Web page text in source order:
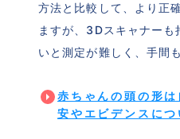
方法と比較して、より正
ますが、3Dスキャナー
いと測定が難しく、手間
赤ちゃんの頭の形
安やエビデンスにつ